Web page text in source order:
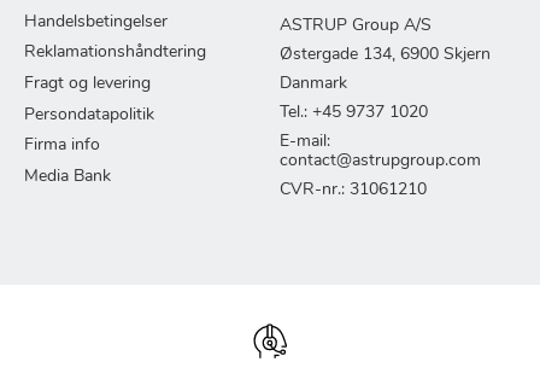
Handelsbetingelser
Reklamationshåndtering
Fragt og levering
Persondatapolitik
Firma info
Media Bank
ASTRUP Group A/S
Østergade 134, 6900 Skjern
Danmark
Tel.: +45 9737 1020
E-mail:
contact@astrupgroup.com
CVR-nr.: 31061210